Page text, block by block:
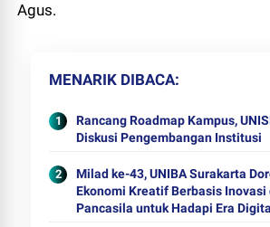
Agus.
MENARIK DIBACA
Rancang Roadmap Kampus,
Diskusi Pengembangan Institusi
Milad ke-43, UNIBA Surakarta
Ekonomi Kreatif Berbasis Inovasi
Pancasila untuk Hadapi Era